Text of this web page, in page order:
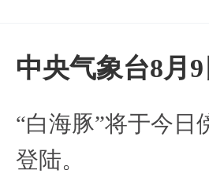
中央气象台8月
“白海豚”将于今
登陆。